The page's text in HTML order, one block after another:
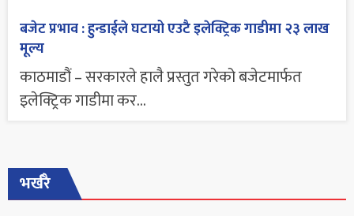
बजेट प्रभाव : हुन्डाईले घटायो एउटै इलेक्ट्रिक गाडीमा २३ लाख
मूल्य
काठमाडौं – सरकारले हालै प्रस्तुत गरेको बजेटमार्फत
इलेक्ट्रिक गाडीमा कर...
भर्खरै